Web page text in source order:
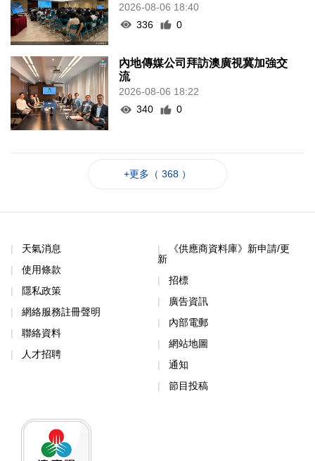
2026-08-06 18:40
336
0
內地傳媒公司拜訪澳廣視冀加強交
流
2026-08-06 18:22
340
0
+更多（ 368 ）
天氣消息
使用條款
隱私政策
網絡服務註冊聲明
聯絡資料
人才招聘
《供應商資料庫》新申請/更
新
招標
廣告資訊
內部電郵
網站地圖
通知
節目投稿